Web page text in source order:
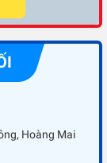
Hoàng Mai